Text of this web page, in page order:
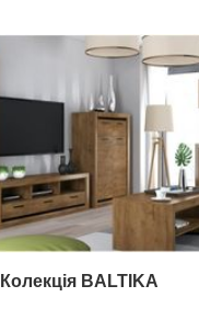
Колекція BALTIKA